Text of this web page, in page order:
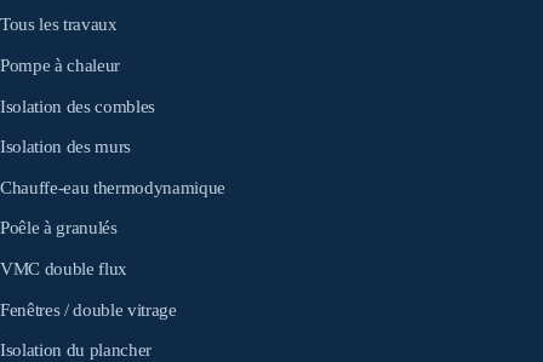
Tous les travaux
Pompe à chaleur
Isolation des combles
Isolation des murs
Chauffe-eau thermodynamique
Poêle à granulés
VMC double flux
Fenêtres / double vitrage
Isolation du plancher